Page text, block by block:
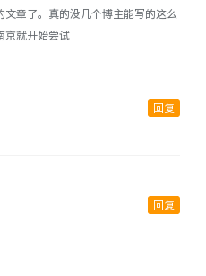
章了。真的没几个博主能写的这么
京就开始尝试
回复
回复